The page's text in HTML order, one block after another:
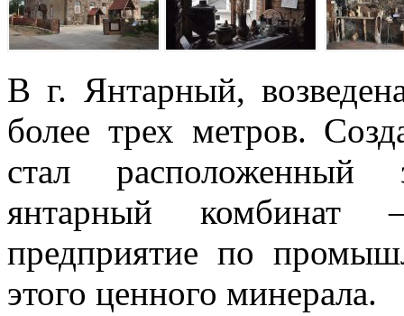
В г. Янтарный,
более трех метров.
стал расположенный
янтарный комбинат
предприятие по
этого ценного минерала.